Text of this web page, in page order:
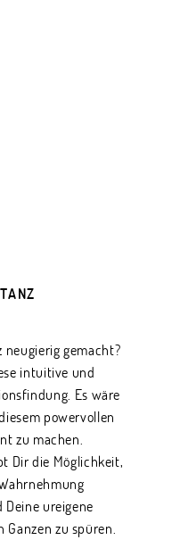
neugierig gemacht?
intuitive und
Es wäre
powervollen
zu machen.
Dir die Möglichkeit,
ureigene
zu spüren.